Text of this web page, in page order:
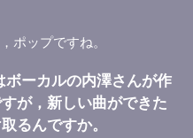
ポップですね。
ーカルの内澤さんが作
が，新しい曲ができた
るんですか。